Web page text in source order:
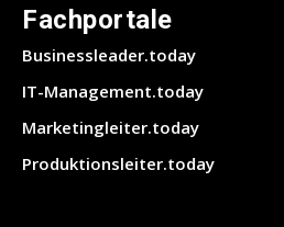
Fachportale
Businessleader.today
IT-Management.today
Marketingleiter.today
Produktionsleiter.today